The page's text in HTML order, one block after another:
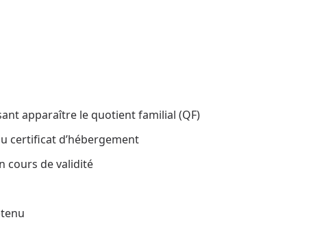
apparaître le quotient familial (QF)
certificat d’hébergement
cours de validité